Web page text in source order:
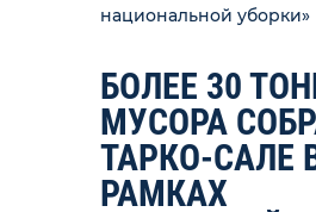
национальной уборки»
БОЛЕЕ 30
МУСОРА
ТАРКО-САЛЕ
РАМКАХ